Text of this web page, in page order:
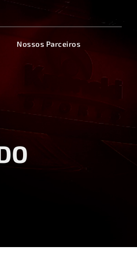
Nossos Parceiros